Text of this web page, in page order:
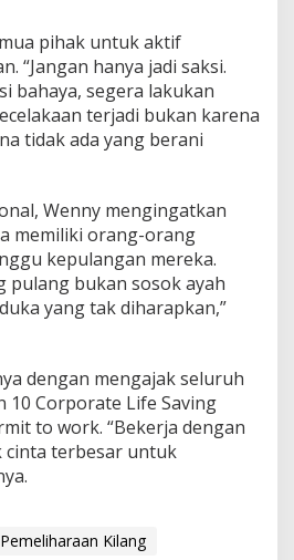
pihak untuk aktif
“Jangan hanya jadi saksi.
bahaya, segera lakukan
terjadi bukan karena
tidak ada yang berani
Wenny mengingatkan
memiliki orang-orang
kepulangan mereka.
pulang bukan sosok ayah
yang tak diharapkan,”
dengan mengajak seluruh
10 Corporate Life Saving
to work. “Bekerja dengan
cinta terbesar untuk
Pemeliharaan Kilang